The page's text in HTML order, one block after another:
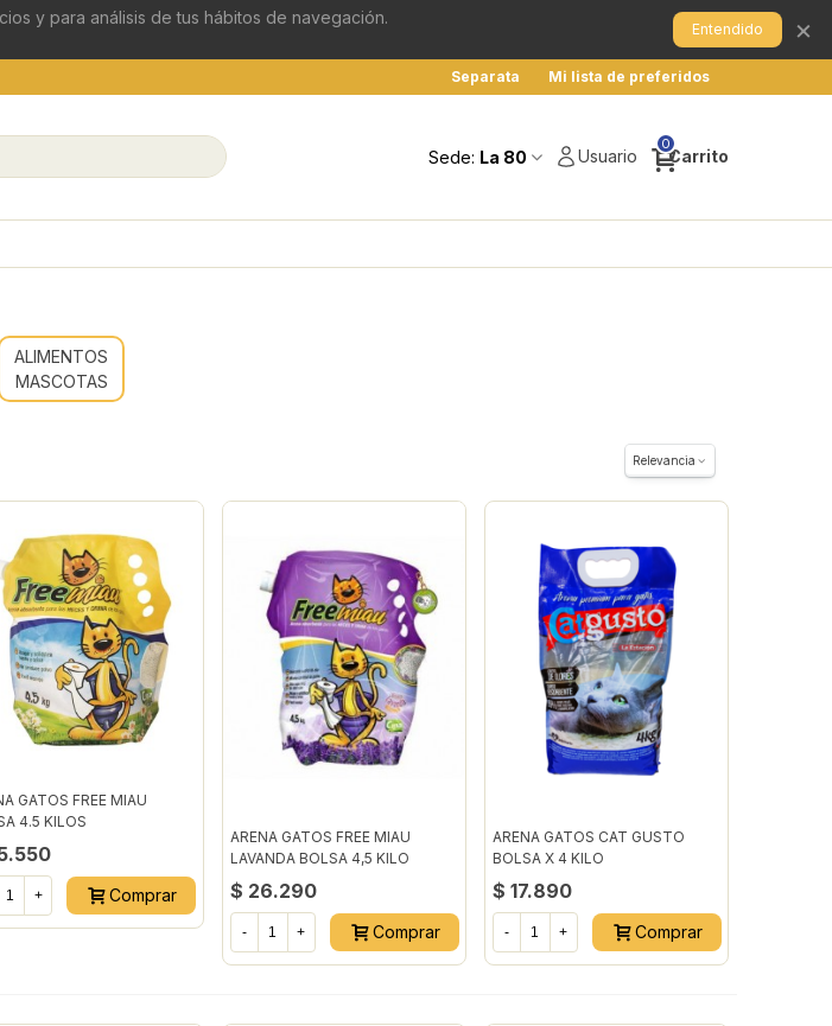
y para análisis de tus hábitos de navegación.
Entendido ×
Separata Mi lista de preferidos
Sede: La 80 Usuario
0
Carrito
ALIMENTOS
MASCOTAS
Relevancia
GATOS FREE MIAU
4.5 KILOS
+ Comprar
ARENA GATOS FREE MIAU
LAVANDA BOLSA 4,5 KILO
$ 26.290
- + Comprar
ARENA GATOS CAT GUSTO
BOLSA X 4 KILO
$ 17.890
- + Comprar